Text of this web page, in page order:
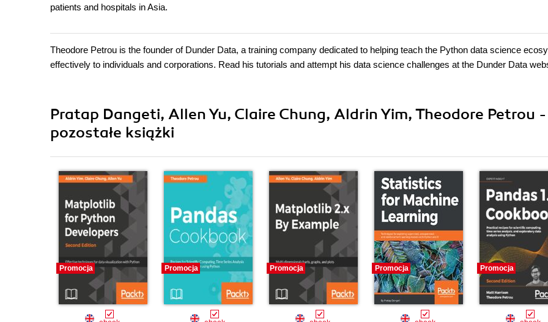
patients and hospitals in Asia.
Theodore Petrou is the founder of Dunder Data, a training company dedicated to helping teach the Python data science
effectively to individuals and corporations. Read his tutorials and attempt his data science challenges at the Dunder Data
Pratap Dangeti, Allen Yu, Claire Chung, Aldrin Yim, Theodore Petrou -
pozostałe książki
Promocja Promocja Promocja Promocja Promocja